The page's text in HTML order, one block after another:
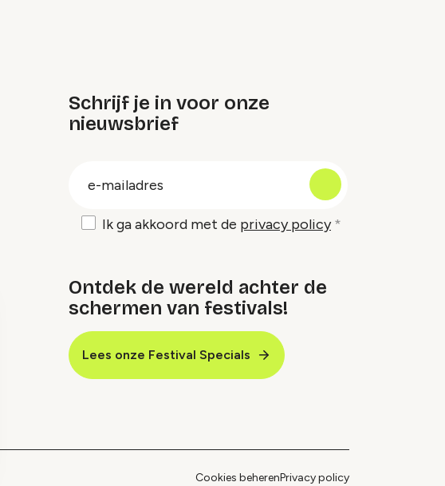
Schrijf je in voor onze
nieuwsbrief
Ik ga akkoord met de privacy policy
Ontdek de wereld achter de
schermen van festivals!
Lees onze Festival Specials
Cookies beherenPrivacy policy